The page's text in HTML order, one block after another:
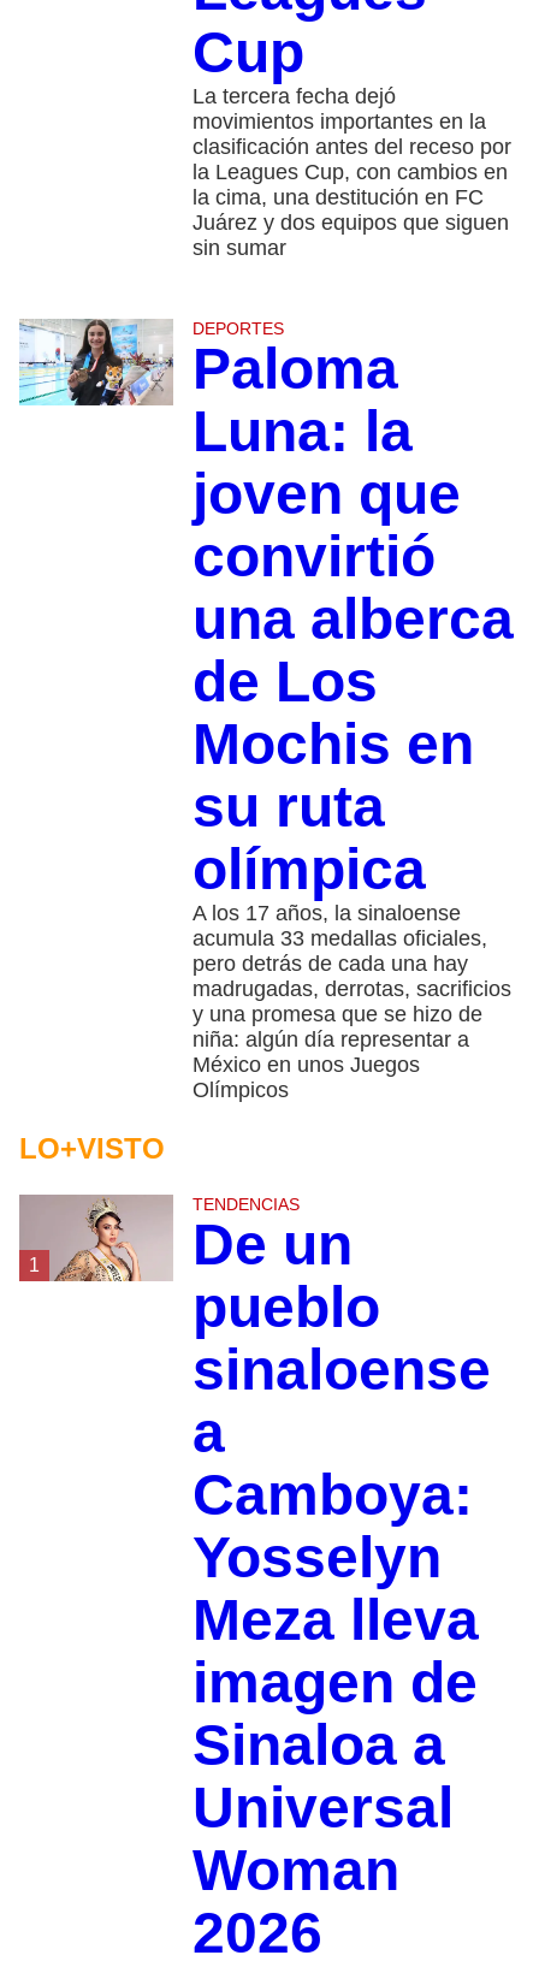
Cup
La tercera fecha dejó
movimientos importantes en la
clasificación antes del receso por
la Leagues Cup, con cambios en
la cima, una destitución en FC
Juárez y dos equipos que siguen
sin sumar
DEPORTES
Paloma
Luna: la
joven que
convirtió
una alberca
de Los
Mochis en
su ruta
olímpica
A los 17 años, la sinaloense
acumula 33 medallas oficiales,
pero detrás de cada una hay
madrugadas, derrotas, sacrificios
y una promesa que se hizo de
niña: algún día representar a
México en unos Juegos
Olímpicos
LO+VISTO
1
TENDENCIAS
De un
pueblo
sinaloense
a
Camboya:
Yosselyn
Meza lleva
imagen de
Sinaloa a
Universal
Woman
2026